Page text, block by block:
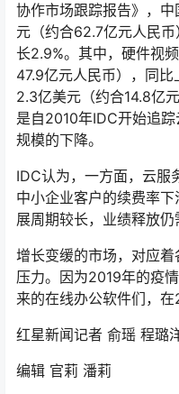
协作市场跟踪报告》，
元（约合62.7亿元人民
长2.9%。其中，硬件视
47.9亿元人民币），同
2.3亿美元（约合14.8亿
是自2010年IDC开始追
规模的下降。
IDC认为，一方面，云服
中小企业客户的续费率
展周期较长，业绩释放仍
增长变缓的市场，对应
压力。因为2019年的疫
来的在线办公软件们，在
红星新闻记者 俞瑶 程璐
编辑 官莉 潘莉